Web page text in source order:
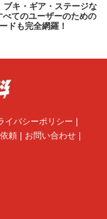
ブキ・ギア・ステージな
てのユーザーのための
ドも完全網羅！
イバシーポリシー
頼
お問い合わせ